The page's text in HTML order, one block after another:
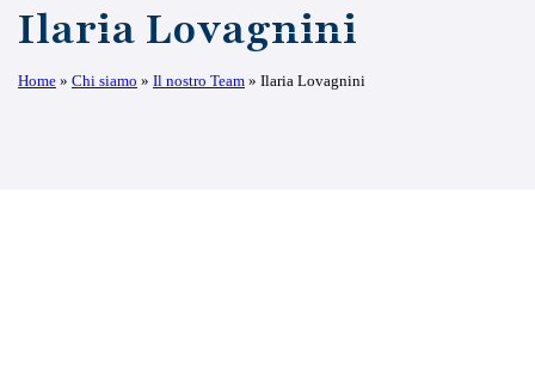
Ilaria Lovagnini
Home » Chi siamo » Il nostro Team » Ilaria Lovagnini